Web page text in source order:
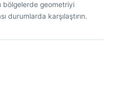
bölgelerde geometriyi
durumlarda karşılaştırın.